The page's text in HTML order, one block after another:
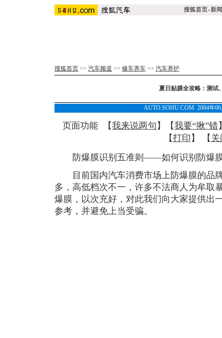
搜狐首页-新闻
搜狐首页 >> 汽车频道 >> 修车养车 >> 汽车养护
夏日贴膜全攻略：测试
AUTO.SOHU.COM 2004年
页面功能 【我来说两句 】【我要“揪”错
【打印 】 【 关
防爆膜识别五准则——如何识别防爆
目前国内汽车消费市场上防爆膜的品
多，高低档次不一，许多不法商人为牟取
爆膜，以次充好，对此我们向大家提供出
参考，并避免上当受骗。